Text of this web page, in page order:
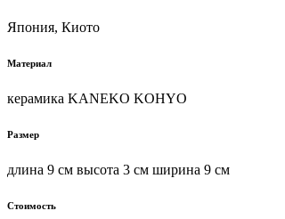
Япония, Киото
Материал
керамика KANEKO KOHYO
Размер
длина 9 см высота 3 см ширина 9 см
Стоимость